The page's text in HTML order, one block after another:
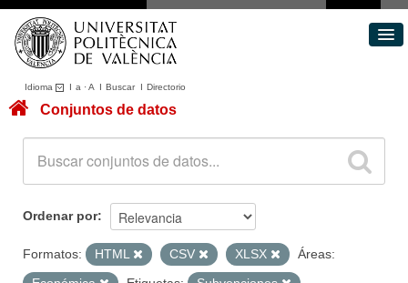
Idioma I a ·A I BuscarI Directorio
Conjuntos de datos
Acerca de
Portal de Transparencia
Conjuntos de datos
Ordenar por
Formatos: HTML CSV XLSX
Áreas: